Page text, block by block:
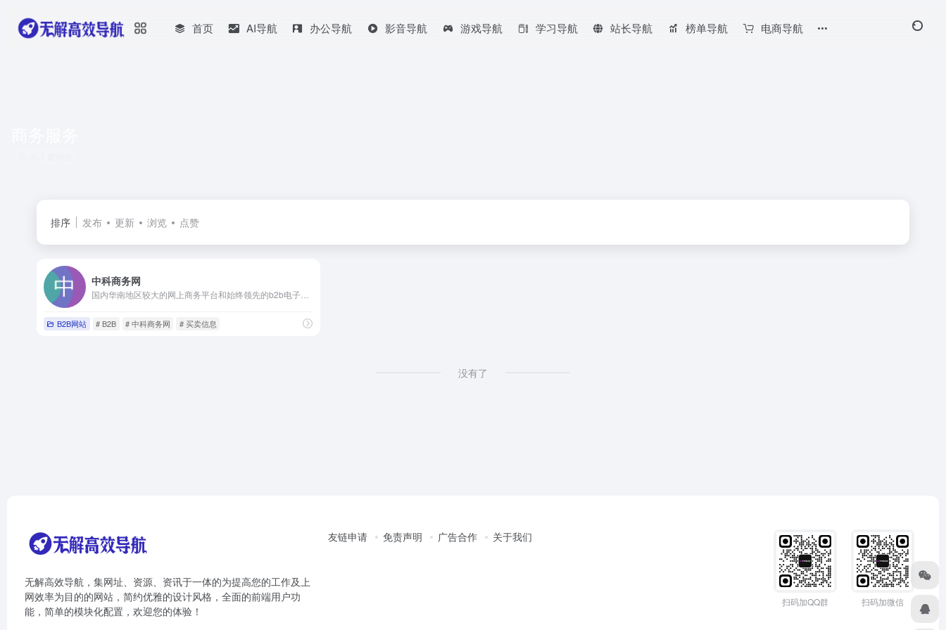
首页 AI导航 办公导航 影音导航 游戏导航 学习导航 站长导航 榜单导航 电商导航
排序 发布 更新 浏览 点赞
中科商务网
B2B网站 # B2B # 中科商务网 # 买卖信息
没有了
无解高效导航，集网址、资源、资讯于一体的为提高您的工作及上
网效率为目的的网站，简约优雅的设计风格，全面的前端用户功
能，简单的模块化配置，欢迎您的体验！
友链申请 免责声明 广告合作 关于我们
扫码加QQ群 扫码加微信